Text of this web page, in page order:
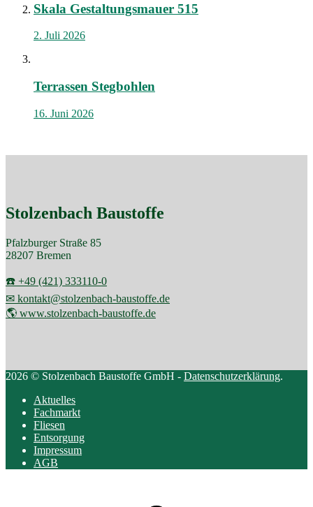
Skala Gestaltungsmauer 515
2. Juli 2026
Terrassen Stegbohlen
16. Juni 2026
Stolzenbach Baustoffe
Pfalzburger Straße 85
28207 Bremen
☎️ +49 (421) 333110-0
✉ kontakt@stolzenbach-baustoffe.de
🌎 www.stolzenbach-baustoffe.de
2026 © Stolzenbach Baustoffe GmbH - Datenschutzerklärung.
Aktuelles
Fachmarkt
Fliesen
Entsorgung
Impressum
AGB